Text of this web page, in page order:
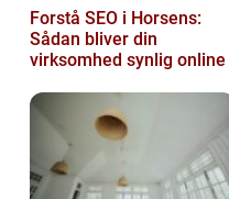
Forstå SEO i Horsens:
Sådan bliver din
virksomhed synlig online